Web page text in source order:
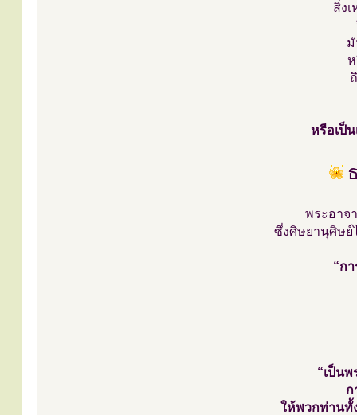
สิ่ง
หรือเป็
พระอาจ
ซึ่งศิษยานุศิษย์
“ก
“เป็น
ก
ให้พวกท่านทั้